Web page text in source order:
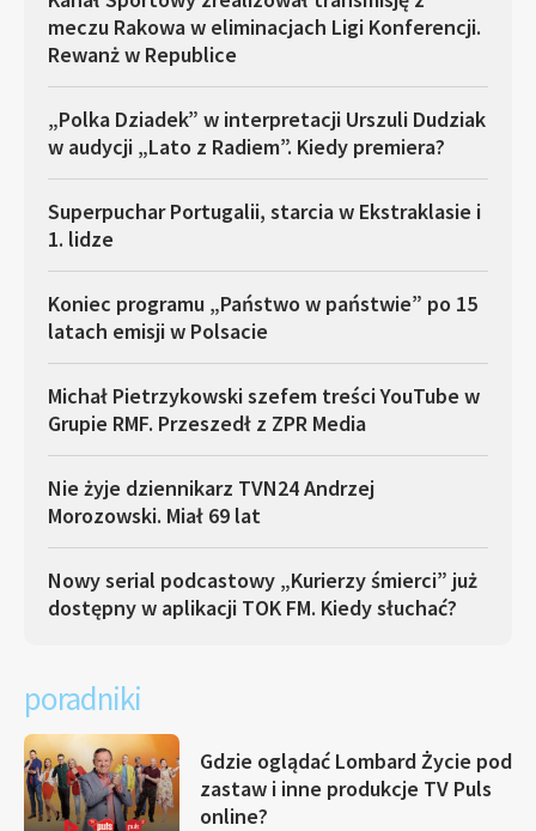
meczu Rakowa w eliminacjach Ligi Konferencji.
Rewanż w Republice
„Polka Dziadek” w interpretacji Urszuli Dudziak
w audycji „Lato z Radiem”. Kiedy premiera?
Superpuchar Portugalii, starcia w Ekstraklasie i
1. lidze
Koniec programu „Państwo w państwie” po 15
latach emisji w Polsacie
Michał Pietrzykowski szefem treści YouTube w
Grupie RMF. Przeszedł z ZPR Media
Nie żyje dziennikarz TVN24 Andrzej
Morozowski. Miał 69 lat
Nowy serial podcastowy „Kurierzy śmierci” już
dostępny w aplikacji TOK FM. Kiedy słuchać?
poradniki
Gdzie oglądać Lombard Życie pod
zastaw i inne produkcje TV Puls
online?